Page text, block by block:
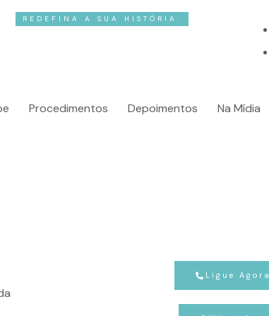
A SUA HISTÓRIA: A ARTE DA
Procedimentos Depoimentos Na Mídia
Ligue Agora